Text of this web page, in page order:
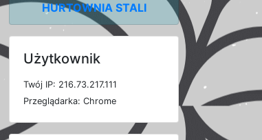
HURTOWNIA STALI
Użytkownik
Twój IP: 216.73.217.111
Przeglądarka: Chrome